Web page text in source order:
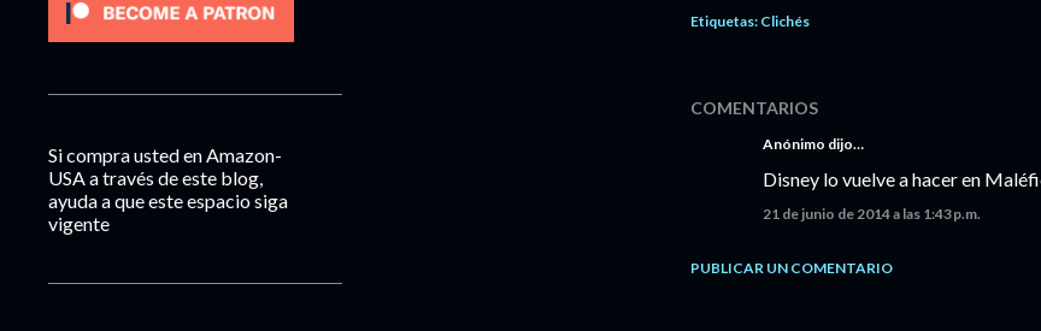
Etiquetas: Clichés
COMENTARIOS
Anónimo dijo…
Disney lo vuelve a hacer en
21 de junio de 2014 a las 1:43 p.m.
PUBLICAR UN COMENTARIO
Si compra usted en Amazon-
USA a través de este blog,
ayuda a que este espacio siga
vigente